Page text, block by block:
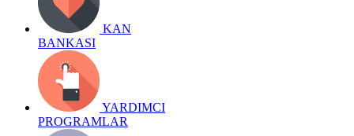
KAN
BANKASI
YARDIMCI
PROGRAMLAR